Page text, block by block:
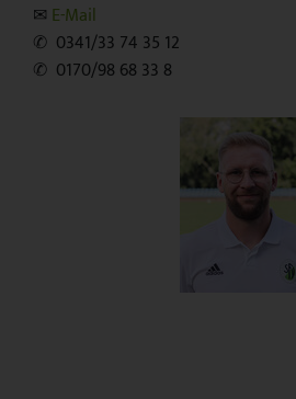
✉︎ E-Mail
✆ 0341/33 74 35 12
✆ 0170/98 68 33 8